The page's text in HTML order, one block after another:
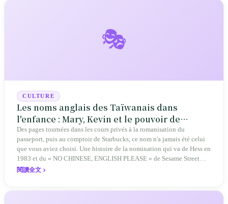
🎭
CULTURE
Les noms anglais des Taïwanais dans
l'enfance : Mary, Kevin et le pouvoir de
nomination des professeurs de cours privés
Des pages tournées dans les cours privés à la romanisation du
passeport, puis au comptoir de Starbucks, ce nom n'a jamais été celui
que vous aviez choisi. Une histoire de la nomination qui va de Hess en
1983 et du « NO CHINESE, ENGLISH PLEASE » de Sesame Street
English en 1987 jusqu'à la réforme législative de 2024 autorisant
閱讀全文